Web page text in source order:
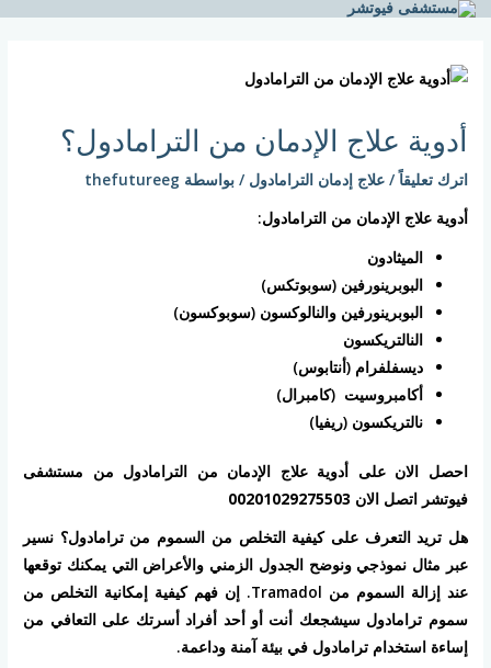
تخطي
المحتوى
أدوية علاج الإدمان من الترامادول؟
اترك تعليقاً /علاج إدمان الترامادول / بواسطة thefutureeg
أدوية علاج الإدمان من الترامادول:
الميثادون
البوبرينورفين (سوبوتكس)
البوبرينورفين والنالوكسون (سوبوكسون)
النالتريكسون
ديسفلفرام (أنتابوس)
أكامبروسيت (كامبرال)
نالتريكسون (ريفيا)
احصل الان على أدوية علاج الإدمان من الترامادول من مستشفى
فيوتشر اتصل الان 00201029275503
هل تريد التعرف على كيفية التخلص من السموم من ترامادول؟ نسير
عبر مثال نموذجي ونوضح الجدول الزمني والأعراض التي يمكنك توقعها
عند إزالة السموم من Tramadol. إن فهم كيفية إمكانية التخلص من
سموم ترامادول سيشجعك أنت أو أحد أفراد أسرتك على التعافي من
إساءة استخدام ترامادول في بيئة آمنة وداعمة.
navigation